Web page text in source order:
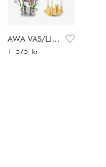
AWA VAS/LJUSSTAKE
Pris:1 575 kr
1 575 kr